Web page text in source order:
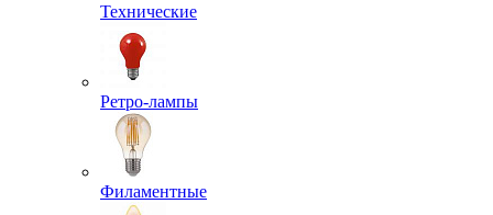
Технические
Ретро-лампы
Филаментные